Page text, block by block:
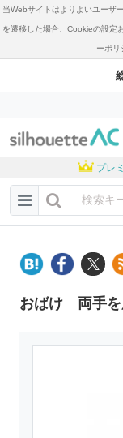
当Webサイトはよりよいユーザ
を遷移した場合、Cookieの設定
ーポリ
プレ
おばけ 両手